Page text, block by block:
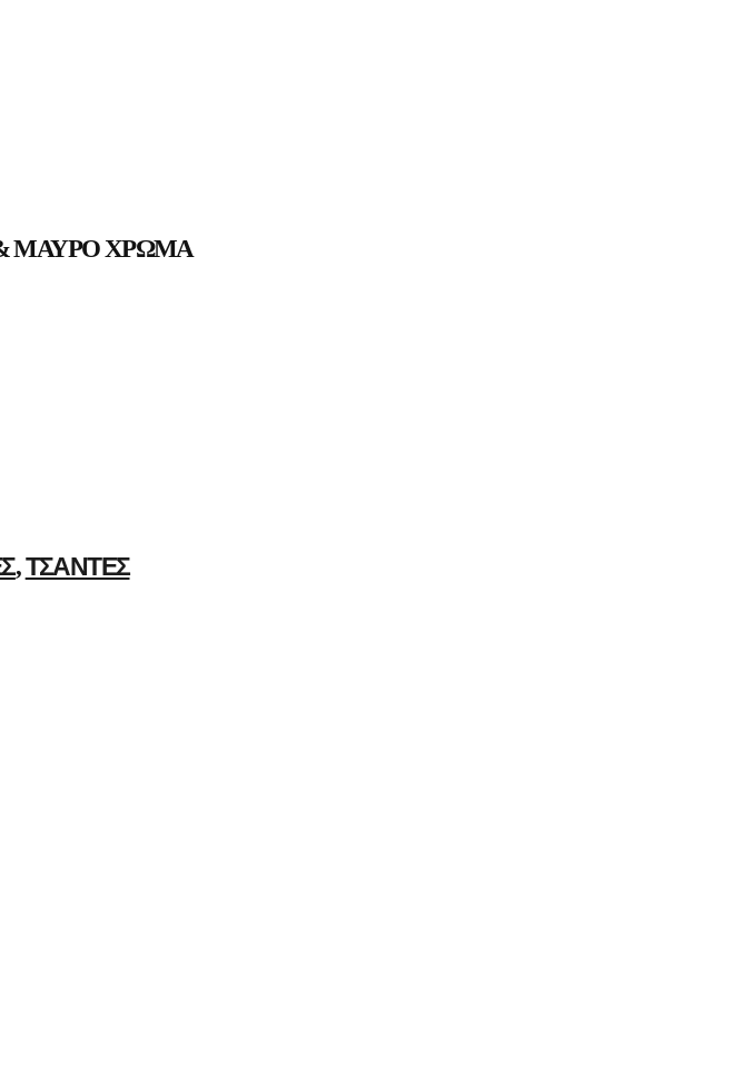
ΜΑΎΡΟ ΧΡΏΜΑ
,ΤΣΆΝΤΕΣ